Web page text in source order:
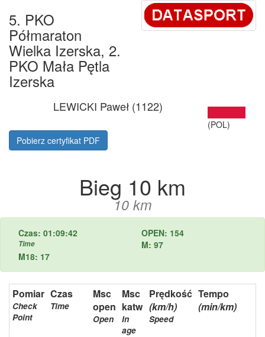
5. PKO
Półmaraton
Wielka Izerska, 2.
PKO Mała Pętla
Izerska
LEWICKI Paweł (1122)
(POL)
Pobierz certyfikat PDF
Bieg 10 km
10 km
Czas: 01:09:42
Time
OPEN: 154
M: 97
M18: 17
Pomiar
Check
Point
Czas
Time
Msc
open
Open
Msc
katw
In
age
Prędkość
(km/h)
Speed
Tempo
(min/km)